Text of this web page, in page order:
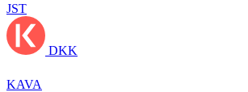
JST
DKK
KAVA